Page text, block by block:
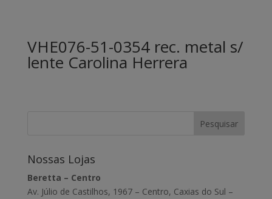
VHE076-51-0354 rec. metal s/
lente Carolina Herrera
Nossas Lojas
Beretta – Centro
Av. Júlio de Castilhos, 1967 – Centro, Caxias do Sul –